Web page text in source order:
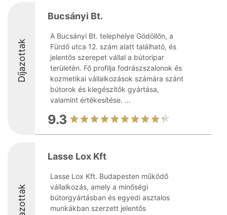
Díjazottak
Bucsányi Bt.
A Bucsányi Bt. telephelye Gödöllőn, a
Fürdő utca 12. szám alatt található, és
jelentős szerepet vállal a bútoripar
területén. Fő profilja fodrászszalonok és
kozmetikai vállalkozások számára szánt
bútorok és kiegészítők gyártása,
valamint értékesítése. ...
9.3
Díjazottak
Lasse Lox Kft
Lasse Lox Kft. Budapesten működő
vállalkozás, amely a minőségi
bútorgyártásban és egyedi asztalos
munkákban szerzett jelentős